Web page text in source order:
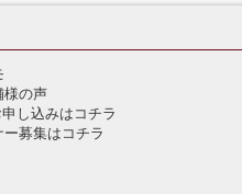
様の声
し込みはコチラ
募集はコチラ